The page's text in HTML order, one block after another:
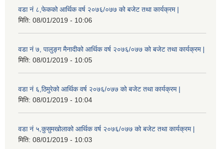
वडा नं ८,फेकको आर्थिक वर्ष २०७६/०७७ को बजेट तथा कार्यक्रम |
मिति: 08/01/2019 - 10:06
वडा नं ७, पालुङ्ग मैनादीको आर्थिक वर्ष २०७६/०७७ को बजेट तथा कार्यक्रम |
मिति: 08/01/2019 - 10:05
वडा नं ६,ठिमुरेको आर्थिक वर्ष २०७६/०७७ को बजेट तथा कार्यक्रम |
मिति: 08/01/2019 - 10:04
वडा नं ५,कुसुमखोलाको आर्थिक वर्ष २०७६/०७७ को बजेट तथा कार्यक्रम |
मिति: 08/01/2019 - 10:03